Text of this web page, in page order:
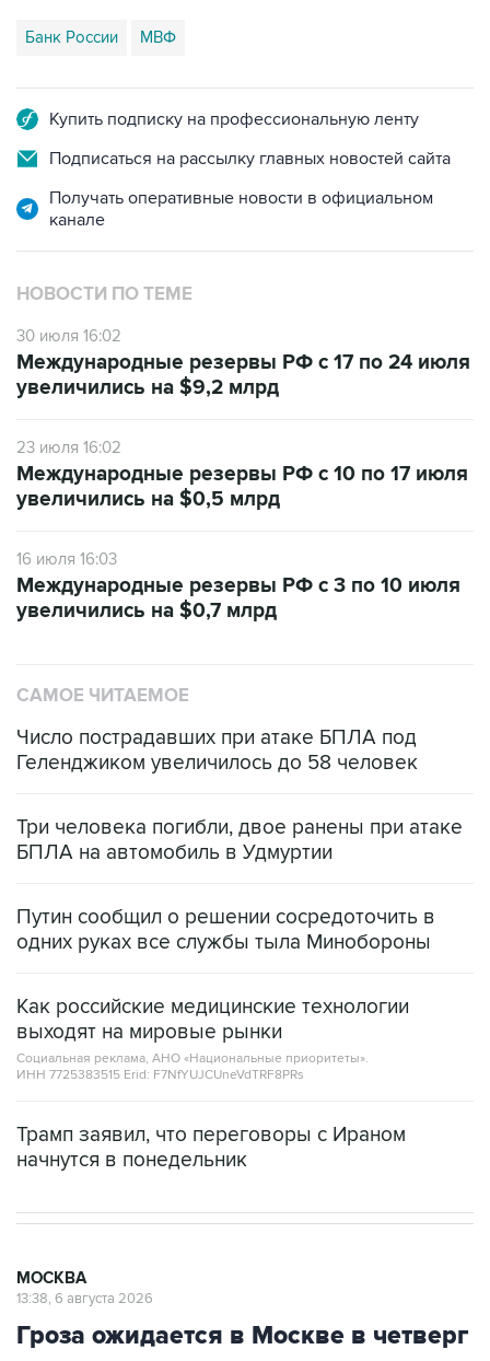
Банк России МВФ
Купить подписку на профессиональную ленту
Подписаться на рассылку главных новостей сайта
Получать оперативные новости в официальном
канале
НОВОСТИ ПО ТЕМЕ
30 июля 16:02
Международные резервы РФ с 17 по 24 июля
увеличились на $9,2 млрд
23 июля 16:02
Международные резервы РФ с 10 по 17 июля
увеличились на $0,5 млрд
16 июля 16:03
Международные резервы РФ с 3 по 10 июля
увеличились на $0,7 млрд
САМОЕ ЧИТАЕМОЕ
Число пострадавших при атаке БПЛА под
Геленджиком увеличилось до 58 человек
Три человека погибли, двое ранены при атаке
БПЛА на автомобиль в Удмуртии
Путин сообщил о решении сосредоточить в
одних руках все службы тыла Минобороны
Как российские медицинские технологии
выходят на мировые рынки
Социальная реклама, АНО «Национальные приоритеты».
ИНН 7725383515 Erid: F7NfYUJCUneVdTRF8PRs
Трамп заявил, что переговоры с Ираном
начнутся в понедельник
МОСКВА
13:38, 6 августа 2026
Гроза ожидается в Москве в четверг